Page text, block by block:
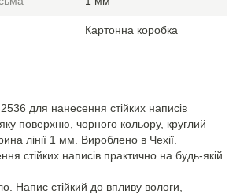
Картонна коробка
для нанесення стійких написів
поверхню, чорного кольору, круглий
лінії 1 мм. Вироблено в Чехії.
стійких написів практично на будь-якій
Напис стійкий до впливу вологи,